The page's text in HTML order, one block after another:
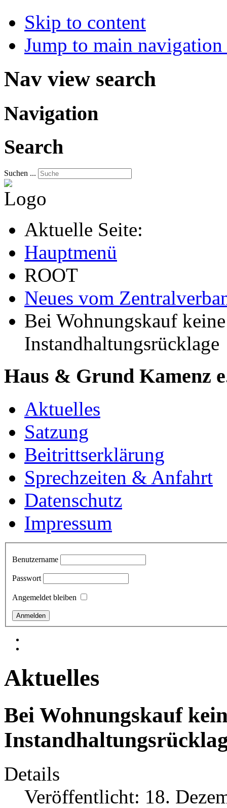
Skip to content
Jump to main
Nav view search
Navigation
Search
Suchen ...
Aktuelle Seite:
Hauptmenü
ROOT
Neues vom
Bei Wohnungskauf
Instandhaltungsrücklage
Haus & Grund Kamenz
Aktuelles
Satzung
Beitrittserklärung
Sprechzeiten & Anfahrt
Datenschutz
Impressum
Benutzername
Passwort
Angemeldet bleiben
Aktuelles
Bei Wohnungskauf
Details
Veröffentlicht: 18.